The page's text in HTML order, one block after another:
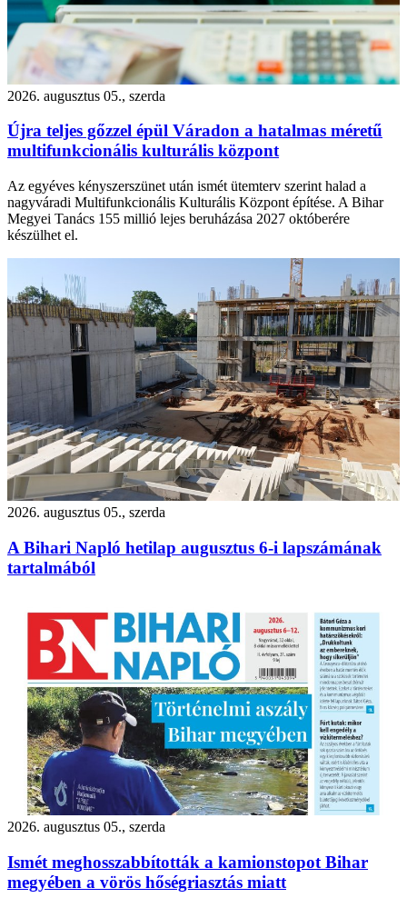
2026. augusztus 05., szerda
Újra teljes gőzzel épül Váradon a hatalmas méretű
multifunkcionális kulturális központ
Az egyéves kényszerszünet után ismét ütemterv szerint halad a
nagyváradi Multifunkcionális Kulturális Központ építése. A Bihar
Megyei Tanács 155 millió lejes beruházása 2027 októberére
készülhet el.
2026. augusztus 05., szerda
A Bihari Napló hetilap augusztus 6-i lapszámának
tartalmából
2026. augusztus 05., szerda
Ismét meghosszabbították a kamionstopot Bihar
megyében a vörös hőségriasztás miatt